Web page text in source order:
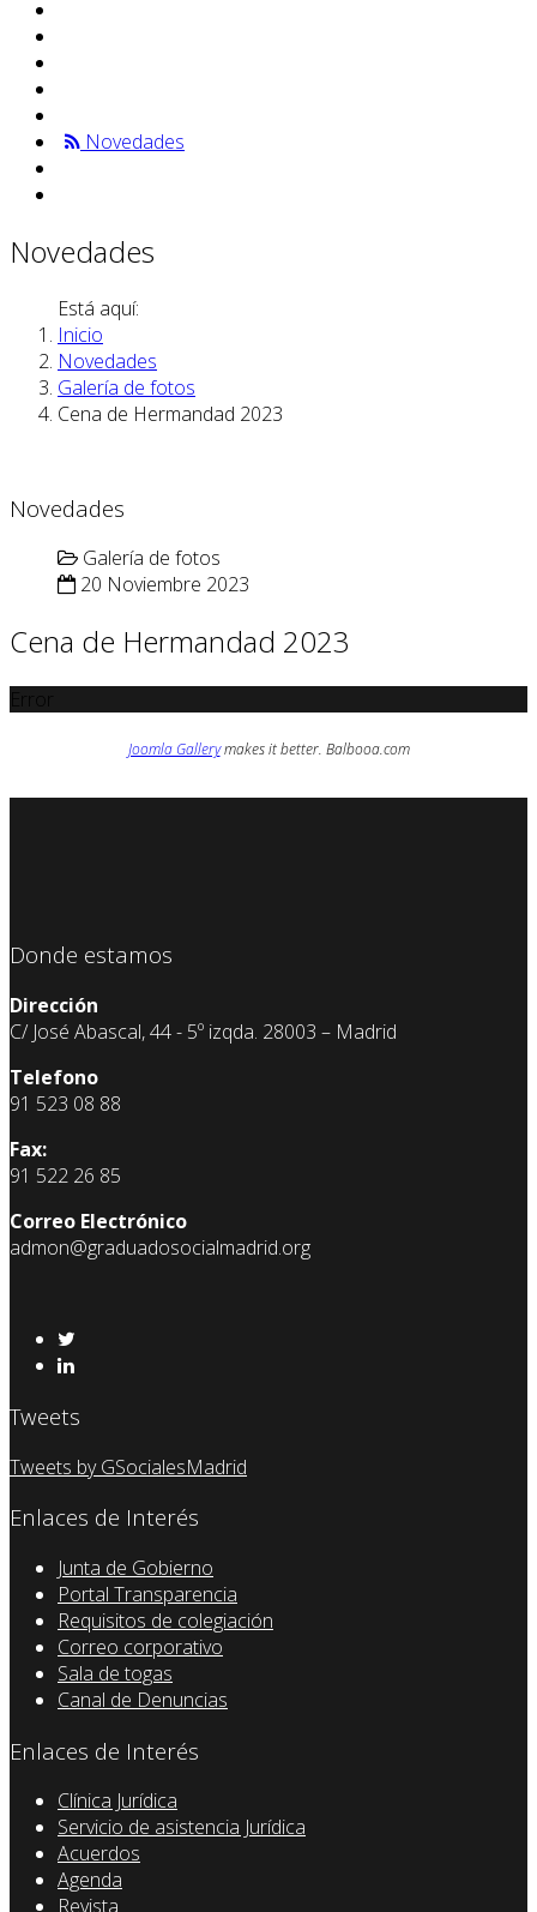
Novedades
Novedades
Está aquí:
Inicio
Novedades
Galería de fotos
Cena de Hermandad 2023
Novedades
Galería de fotos
20 Noviembre 2023
Cena de Hermandad 2023
Joomla Gallerymakes it better. Balbooa.com
Donde estamos
Dirección
C/ José Abascal, 44 - 5º izqda. 28003 – Madrid
Telefono
91 523 08 88
Fax:
91 522 26 85
Correo Electrónico
admon@graduadosocialmadrid.org
Tweets
Tweets by GSocialesMadrid
Enlaces de Interés
Junta de Gobierno
Portal Transparencia
Requisitos de colegiación
Correo corporativo
Sala de togas
Canal de Denuncias
Enlaces de Interés
Clínica Jurídica
Servicio de asistencia Jurídica
Acuerdos
Agenda
Revista